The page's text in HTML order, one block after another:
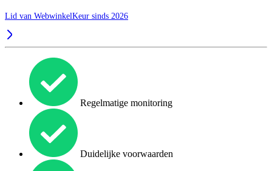
Lid van WebwinkelKeur sinds 2026
Regelmatige monitoring
Duidelijke voorwaarden